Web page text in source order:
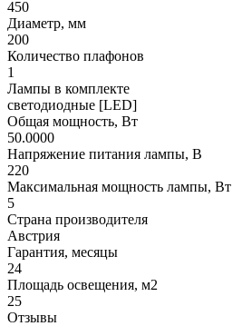
450
Диаметр, мм
200
Количество плафонов
1
Лампы в комплекте
светодиодные [LED]
Общая мощность, Вт
50.0000
Напряжение питания лампы, В
220
Максимальная мощность лампы, Вт
5
Страна производителя
Австрия
Гарантия, месяцы
24
Площадь освещения, м2
25
Отзывы